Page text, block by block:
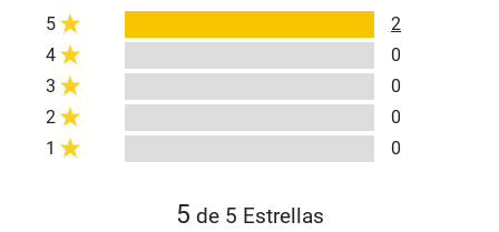
5
2
4
0
3
0
2
0
1
0
5 de 5 Estrellas